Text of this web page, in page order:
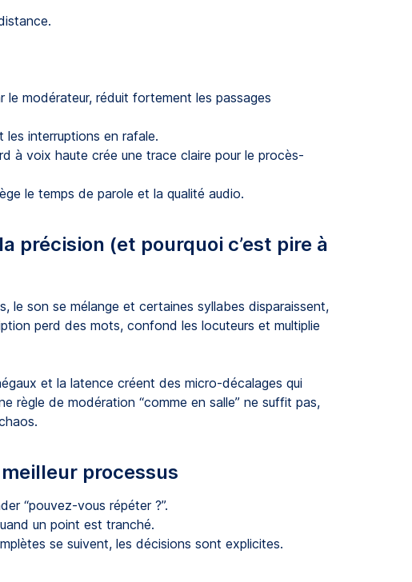
le modérateur, réduit fortement les passages
les interruptions en rafale.
à voix haute crée une trace claire pour le procès-
le temps de parole et la qualité audio.
précision (et pourquoi c’est pire à
le son se mélange et certaines syllabes disparaissent,
perd des mots, confond les locuteurs et multiplie
et la latence créent des micro-décalages qui
règle de modération “comme en salle” ne suffit pas,
processus
“pouvez-vous répéter ?”.
un point est tranché.
se suivent, les décisions sont explicites.